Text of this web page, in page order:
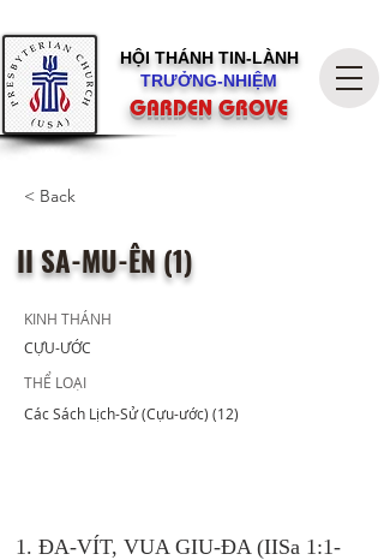
HỘI THÁNH TIN-LÀNH
TRƯỞNG-NHIỆM
GARDEN GROVE
< Back
II SA-MU-ÊN (1)
KINH THÁNH
CỰU-ƯỚC
THỂ LOẠI
Các Sách Lịch-Sử (Cựu-ước) (12)
1. ĐA-VÍT, VUA GIU-ĐA (IISa 1:1-